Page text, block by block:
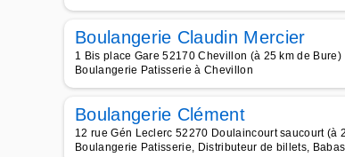
Boulangerie Claudin Mercier
1 Bis place Gare 52170 Chevillon (à 25 km de Bure)
Boulangerie Patisserie à Chevillon
Boulangerie Clément
12 rue Gén Leclerc 52270 Doulaincourt saucourt (à
Boulangerie Patisserie, Distributeur de billets,